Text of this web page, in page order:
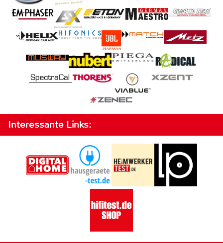
Interessante Links: